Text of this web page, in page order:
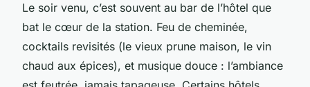
Le soir venu, c’est souvent au bar de l’hôtel que
bat le cœur de la station. Feu de cheminée,
cocktails revisités (le vieux prune maison, le vin
chaud aux épices), et musique douce : l’ambiance